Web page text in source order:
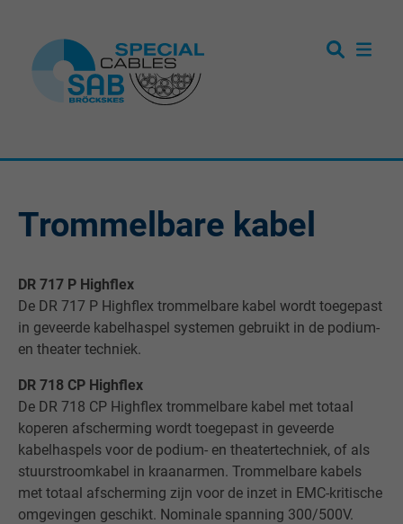
Trommelbare kabel
DR 717 P Highflex
De DR 717 P Highflex trommelbare kabel wordt toegepast
in geveerde kabelhaspel systemen gebruikt in de podium-
en theater techniek.
DR 718 CP Highflex
De DR 718 CP Highflex trommelbare kabel met totaal
koperen afscherming wordt toegepast in geveerde
kabelhaspels voor de podium- en theatertechniek, of als
stuurstroomkabel in kraanarmen. Trommelbare kabels
met totaal afscherming zijn voor de inzet in EMC-kritische
omgevingen geschikt. Nominale spanning 300/500V.